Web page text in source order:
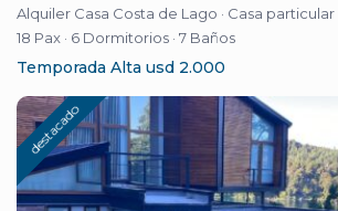
Alquiler Casa Costa de Lago · Casa particular
18 Pax · 6 Dormitorios · 7 Baños
Temporada Alta usd 2.000
destacado